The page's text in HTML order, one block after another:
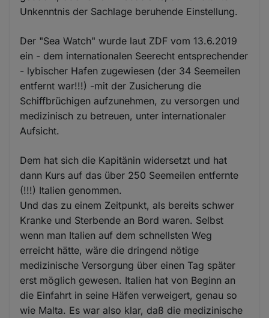
Unkenntnis der Sachlage beruhende Einstellung.
Der "Sea Watch" wurde laut ZDF vom 13.6.2019
ein - dem internationalen Seerecht entsprechender
- lybischer Hafen zugewiesen (der 34 Seemeilen
entfernt war!!!) -mit der Zusicherung die
Schiffbrüchigen aufzunehmen, zu versorgen und
medizinisch zu betreuen, unter internationaler
Aufsicht.
Dem hat sich die Kapitänin widersetzt und hat
dann Kurs auf das über 250 Seemeilen entfernte
(!!!) Italien genommen.
Und das zu einem Zeitpunkt, als bereits schwer
Kranke und Sterbende an Bord waren. Selbst
wenn man Italien auf dem schnellsten Weg
erreicht hätte, wäre die dringend nötige
medizinische Versorgung über einen Tag später
erst möglich gewesen. Italien hat von Beginn an
die Einfahrt in seine Häfen verweigert, genau so
wie Malta. Es war also klar, daß die medizinische